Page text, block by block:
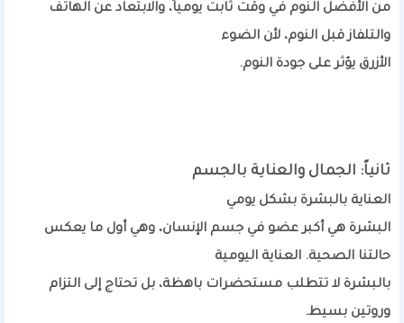
من الأفضل النوم في وقت ثابت يومياً، والابتعاد عن الهاتف
والتلفاز قبل النوم، لأن الضوء
الأزرق يؤثر على جودة النوم.
ثانياً: الجمال والعناية بالجسم
العناية بالبشرة بشكل يومي
البشرة هي أكبر عضو في جسم الإنسان، وهي أول ما يعكس
حالتنا الصحية. العناية اليومية
بالبشرة لا تتطلب مستحضرات باهظة، بل تحتاج إلى التزام
وروتين بسيط.